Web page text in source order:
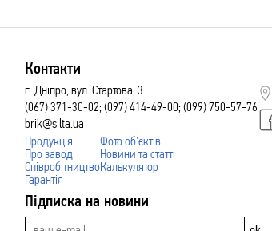
Контакти
г. Дніпро, вул. Стартова, 3
(067) 371-30-02; (097) 414-49-00; (099) 750-57-76
brik@silta.ua
Продукція
Про завод
Співробітництво
Гарантія
Фото об’єктів
Новини та статті
Калькулятор
Підписка на новини